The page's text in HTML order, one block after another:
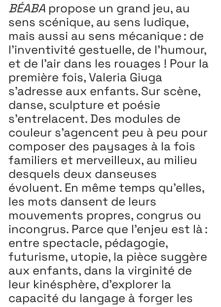
Extensions26
26 JUILLET ↘ 5 SEPTEMBRE
Playground26
3 ↘ 29 NOVEMBRE
Festival26
11 MAI ↘ 13 JUIN
BÉABA propose un grand jeu, au
sens scénique, au sens ludique,
mais aussi au sens mécanique : de
l’inventivité gestuelle, de l’humour,
et de l’air dans les rouages ! Pour la
première fois, Valeria Giuga
s’adresse aux enfants. Sur scène,
danse, sculpture et poésie
s’entrelacent. Des modules de
couleur s’agencent peu à peu pour
composer des paysages à la fois
familiers et merveilleux, au milieu
desquels deux danseuses
évoluent. En même temps qu’elles,
les mots dansent de leurs
mouvements propres, congrus ou
incongrus. Parce que l’enjeu est là :
entre spectacle, pédagogie,
futurisme, utopie, la pièce suggère
aux enfants, dans la virginité de
leur kinésphère, d’explorer la
capacité du langage à forger les